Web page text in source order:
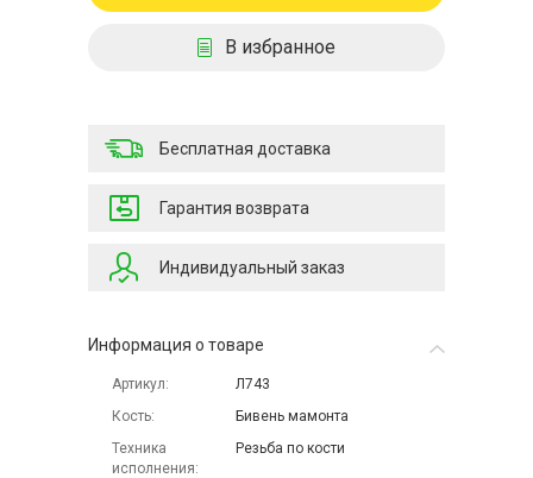
В избранное
Бесплатная доставка
Гарантия возврата
Индивидуальный заказ
Информация о товаре
Артикул
Л743
Кость
Бивень мамонта
Техника
исполнения
Резьба по кости